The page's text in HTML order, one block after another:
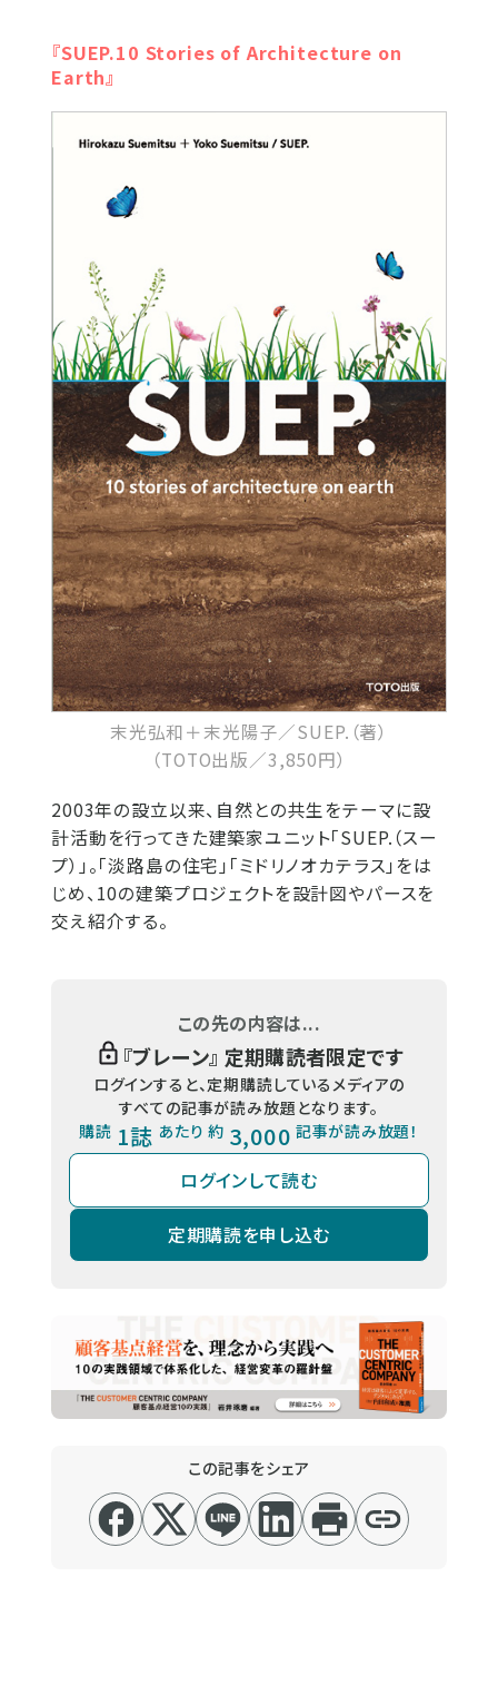
『SUEP.10 Stories of Architecture on
Earth』
末光弘和＋末光陽子／SUEP.（著）
（TOTO出版／3,850円）
2003年の設立以来、自然との共生をテーマに設
計活動を行ってきた建築家ユニット「SUEP.（スー
プ）」。「淡路島の住宅」「ミドリノオカテラス」をは
じめ、10の建築プロジェクトを設計図やパースを
交え紹介する。
この先の内容は...
『ブレーン』 定期購読者限定です
ログインすると、定期購読しているメディアの
すべての記事が読み放題となります。
購読 1誌 あたり 約 3,000 記事が読み放題！
ログインして読む
定期購読を申し込む
この記事をシェア